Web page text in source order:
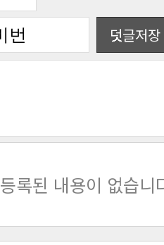
덧글저장
등록된 내용이 없습니